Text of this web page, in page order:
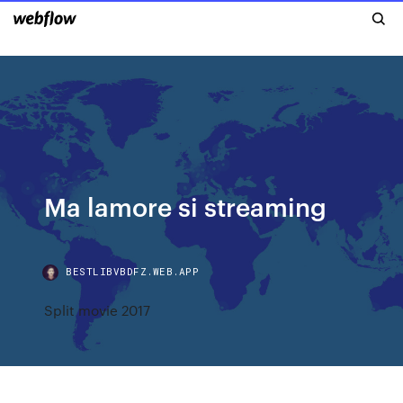
Ma lamore si streaming
BESTLIBVBDFZ.WEB.APP
Split movie 2017